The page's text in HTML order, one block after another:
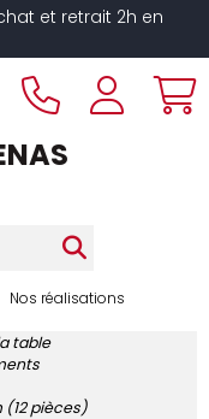
et retrait 2h en
Nos réalisations
table
(12 pièces)